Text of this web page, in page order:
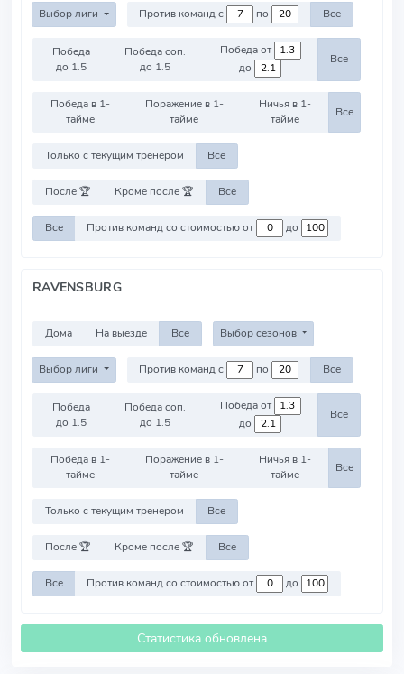
Выбор лиги Против команд с по Все
Победа
до 1.5
Победа соп.
до 1.5
Победа от
до
Все
Победа в 1-
тайме
Поражение в 1-
тайме
Ничья в 1-
тайме
Все
Только с текущим тренером Все
После 🏆 Кроме после 🏆 Все
Все Против команд со стоимостью от до
RAVENSBURG
Дома На выезде Все Выбор сезонов
Выбор лиги Против команд с по Все
Победа
до 1.5
Победа соп.
до 1.5
Победа от
до
Все
Победа в 1-
тайме
Поражение в 1-
тайме
Ничья в 1-
тайме
Все
Только с текущим тренером Все
После 🏆 Кроме после 🏆 Все
Все Против команд со стоимостью от до
Статистика обновлена